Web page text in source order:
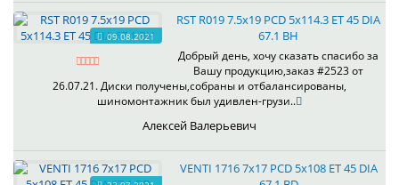
09.08.2021
RST R019 7.5x19 PCD 5x114.3 ET 45 DIA
67.1 BH
Добрый день, хочу сказать спасибо за
Вашу продукцию,заказ #2523 от
26.07.21. Диски получены,собраны и отбалансированы,
шиномонтажник был удивлен-грузи..
Алексей Валерьевич
VENTI 1716 7x17 PCD 5x108 ET 45 DIA